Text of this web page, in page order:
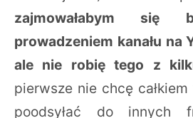
zajmowałabym się
prowadzeniem kanału na
ale nie robię tego z
pierwsze nie chcę
poodsyłać do innych